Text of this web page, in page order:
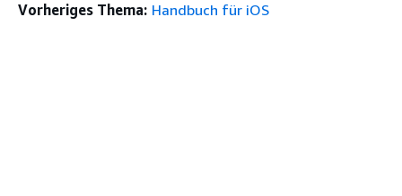
Vorheriges Thema: Handbuch für iOS